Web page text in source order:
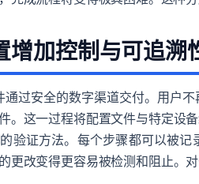
增加控制与可追溯
过安全的数字渠道交付。用户
。这一过程将配置文件与特定设
验证方法。每个步骤都可以被
更改变得更容易被检测和阻止。